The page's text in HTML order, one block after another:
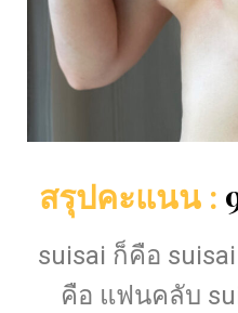
สรุปคะแนน :
suisai ก็คือ
คือ แฟนคลับ